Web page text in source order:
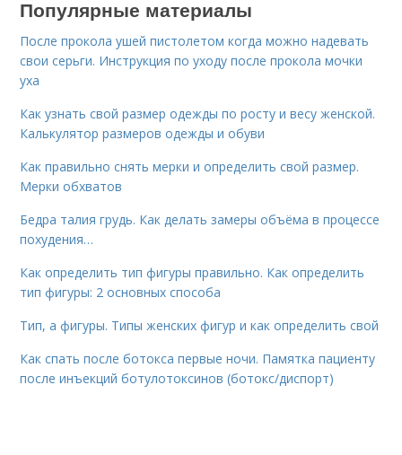
Популярные материалы
После прокола ушей пистолетом когда можно надевать
свои серьги. Инструкция по уходу после прокола мочки
уха
Как узнать свой размер одежды по росту и весу женской.
Калькулятор размеров одежды и обуви
Как правильно снять мерки и определить свой размер.
Мерки обхватов
Бедра талия грудь. Как делать замеры объёма в процессе
похудения…
Как определить тип фигуры правильно. Как определить
тип фигуры: 2 основных способа
Тип, а фигуры. Типы женских фигур и как определить свой
Как спать после ботокса первые ночи. Памятка пациенту
после инъекций ботулотоксинов (ботокс/диспорт)